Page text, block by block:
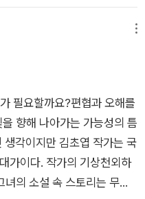
될 확률은 아주 적으니 이연
자신이 본 것을 보여주고
일은 보민과 다른 두 사람
한 물건
세계와 사람들. 할 수 있는
따라서」, 374쪽)김초엽이
가 아닌 거기에만 존재할 것
무엇을 꿈꾸든 그 꿈을 방해
다는 것. 나와 다른 방식으로
이냐라고 생각하는가에 다
김초엽 작가가 만들어 내는
제작인 <양면의 조개껍데
이 등장한다. 이들은 하나
. 지킬과 하이드를 떠올리면
체 속 자아는 완벽한 타인이
른 감정을 느끼며 다른 신체
가 공존하고, 갈등하며 분리
과 일종의 카타르시스를 느
을 생각한다.총 7편의 소설
된 작품이 네 편이다. 아마
시 이 소설집을 읽으면서 이
? 찾아보기도 했으니까.예
. 예전에는 소설집으로 단편
처음 발표된 지면을 알려준
말을 읽어도 추천의 말을
되었는지는 나와 있지 않다.
었는데... 찾아볼 순 있다.
만 이야기하면, 먼저 출판된
자 하는 의미에는 왜곡이 생
로만 서로 소통하는 게 아
게 수많은 다른 꼴로 새기는
달하지 못하니까, 더 잘 전
, 단하의 눈에 확연히 들어
이 거짓에 불과한 세상에서,
느낄까?이로써 믿고 싶지 않
'몰두'하지 않는 사람이었
이 찾는 게 우리의 본질 같
갈등이 깊어진다.샐리는 자
과 라임 모두를 있는 그대로
하루에도 수많은 ‘내 안의
다는 점에서 깊은 공감을
브섹터의 조난 우주선에
곳에서 ‘진동새’라 이름 붙
몸을 떨며 고유한 패턴으로
데이터가 아닌 감각과 감정
닌 한계를 돌아보며, 결국
필요할까요?편협과 오해를
향해 나아가는 가능성의 틈
각이지만 김초엽 작가는 국
가이다. 작가의 기상천외하
의 소설 속 스토리는 무궁